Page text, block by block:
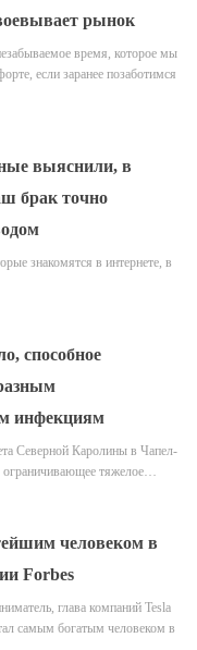
рынок
время, которое мы
если заранее позаботимся
выяснили, в
брак точно
знакомятся в интернете, в
способное
инфекциям
Северной Каролины в Чапел-
ограничивающее тяжелое…
человеком в
Forbes
глава компаний Tesla
самым богатым человеком в